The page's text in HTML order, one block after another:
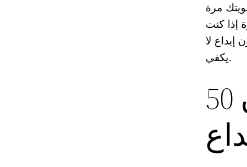
مرة
إذا كنت
لا
يكفي.
50 نموذجًا مجانيًا تمامًا بدون